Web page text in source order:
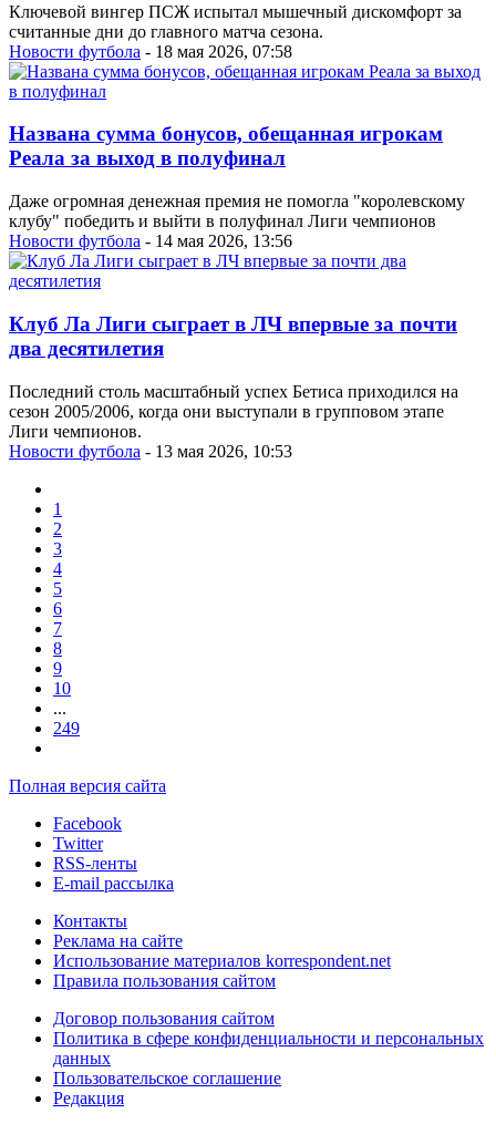
Ключевой вингер ПСЖ испытал мышечный дискомфорт за
считанные дни до главного матча сезона.
Новости футбола - 18 мая 2026, 07:58
Названа сумма бонусов, обещанная игрокам
Реала за выход в полуфинал
Даже огромная денежная премия не помогла "королевскому
клубу" победить и выйти в полуфинал Лиги чемпионов
Новости футбола - 14 мая 2026, 13:56
Клуб Ла Лиги сыграет в ЛЧ впервые за почти
два десятилетия
Последний столь масштабный успех Бетиса приходился на
сезон 2005/2006, когда они выступали в групповом этапе
Лиги чемпионов.
Новости футбола - 13 мая 2026, 10:53
1
2
3
4
5
6
7
8
9
10
...
249
Полная версия сайта
Facebook
Twitter
RSS-ленты
E-mail рассылка
Контакты
Реклама на сайте
Использование материалов korrespondent.net
Правила пользования сайтом
Договор пользования сайтом
Политика в сфере конфиденциальности и персональных
данных
Пользовательское соглашение
Редакция